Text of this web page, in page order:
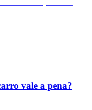
vale a pena?